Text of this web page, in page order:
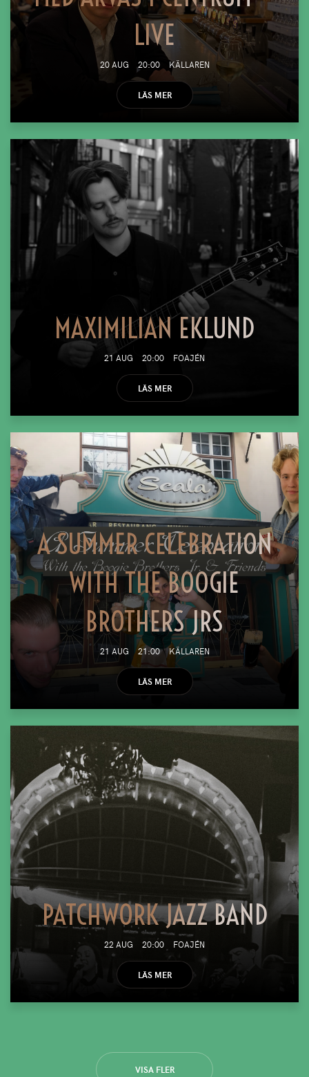
LIVE
20 AUG 20:00 KÄLLAREN
LÄS MER
MAXIMILIAN EKLUND
21 AUG 20:00 FOAJÉN
LÄS MER
A SUMMER CELEBRATION
WITH THE BOOGIE
BROTHERS JRS
21 AUG 21:00 KÄLLAREN
LÄS MER
PATCHWORK JAZZ BAND
22 AUG 20:00 FOAJÉN
LÄS MER
VISA FLER